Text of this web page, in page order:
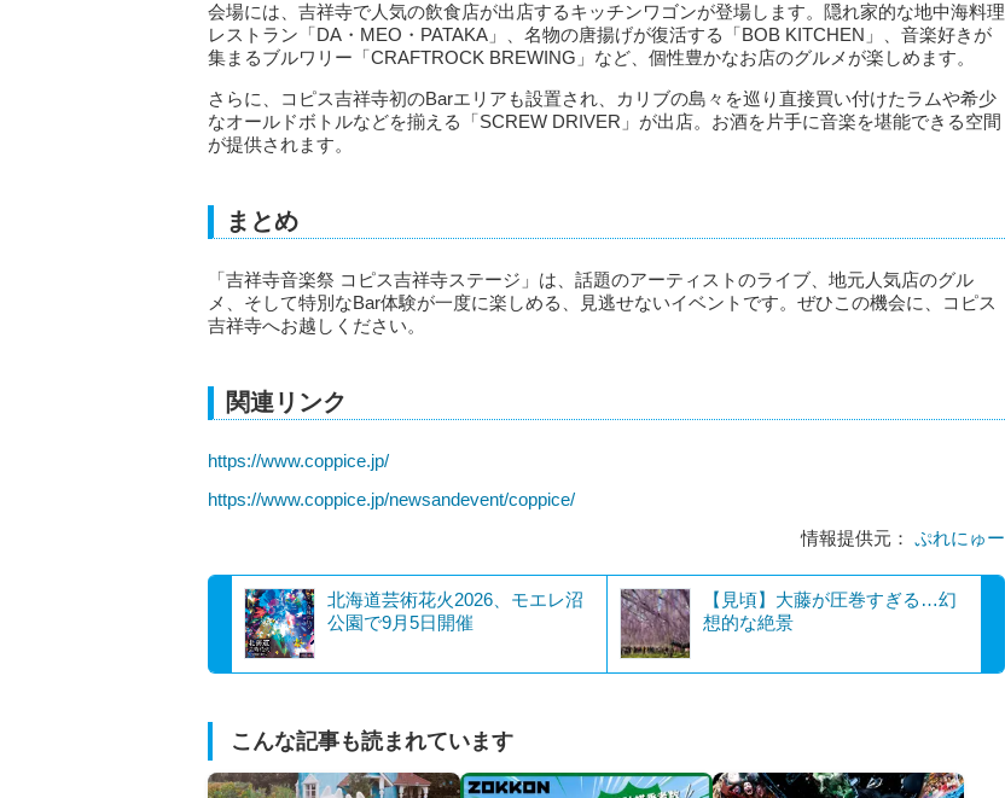
会場には、吉祥寺で人気の飲食店が出店するキッチンワゴンが登場します。隠れ家的な地中海料理
レストラン「DA・MEO・PATAKA」、名物の唐揚げが復活する「BOB KITCHEN」、音楽好きが
集まるブルワリー「CRAFTROCK BREWING」など、個性豊かなお店のグルメが楽しめます。
さらに、コピス吉祥寺初のBarエリアも設置され、カリブの島々を巡り直接買い付けたラムや希少
なオールドボトルなどを揃える「SCREW DRIVER」が出店。お酒を片手に音楽を堪能できる空間
が提供されます。
まとめ
「吉祥寺音楽祭 コピス吉祥寺ステージ」は、話題のアーティストのライブ、地元人気店のグル
メ、そして特別なBar体験が一度に楽しめる、見逃せないイベントです。ぜひこの機会に、コピス
吉祥寺へお越しください。
関連リンク
https://www.coppice.jp/
https://www.coppice.jp/newsandevent/coppice/
情報提供元： ぷれにゅー
北海道芸術花火2026、モエレ沼
公園で9月5日開催
【見頃】大藤が圧巻すぎる…幻
想的な絶景
こんな記事も読まれています